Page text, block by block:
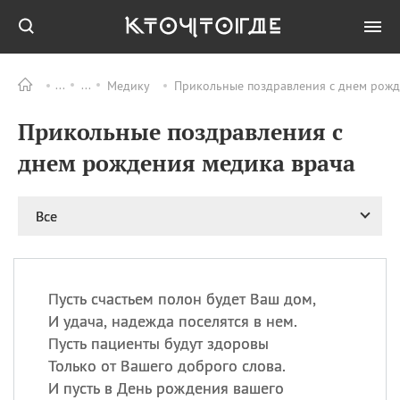
Медику Прикольные поздравления с днем
Прикольные поздравления с
днем рождения медика врача
Все
Пусть счастьем полон будет Ваш дом,
И удача, надежда поселятся в нем.
Пусть пациенты будут здоровы
Только от Вашего доброго слова.
И пусть в День рождения вашего
ПРАЗДНИКИ Все
06.08 Преображение
Господне у западных
христиан
Романа и Давида
07.08
День ассирийских
мучеников
маяка
07.08
Бояка